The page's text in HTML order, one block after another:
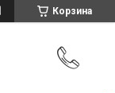
Корзина